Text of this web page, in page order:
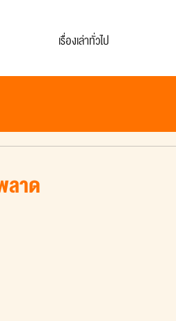
เรื่องเล่าทั่วไป
ลาด